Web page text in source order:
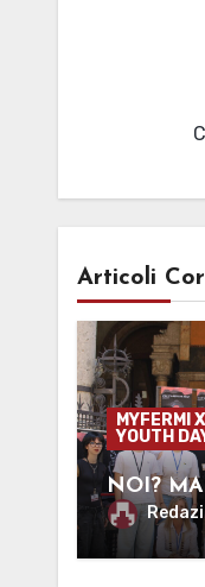
Articoli
MYFERMI
YOUTH
NOI?